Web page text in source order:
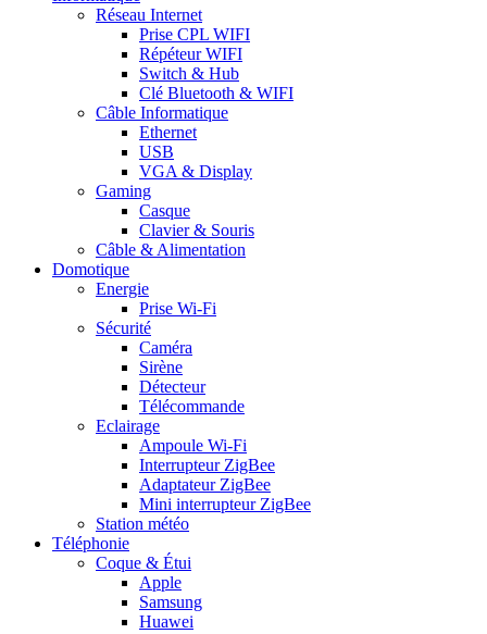
Réseau Internet
Prise CPL WIFI
Répéteur WIFI
Switch & Hub
Clé Bluetooth & WIFI
Câble Informatique
Ethernet
USB
VGA & Display
Gaming
Casque
Clavier & Souris
Câble & Alimentation
Domotique
Energie
Prise Wi-Fi
Sécurité
Caméra
Sirène
Détecteur
Télécommande
Eclairage
Ampoule Wi-Fi
Interrupteur ZigBee
Adaptateur ZigBee
Mini interrupteur ZigBee
Station météo
Téléphonie
Coque & Étui
Apple
Samsung
Huawei